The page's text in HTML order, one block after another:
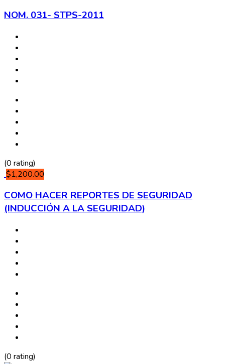
NOM. 031- STPS-2011
(0 rating)
$1,200.00
COMO HACER REPORTES DE SEGURIDAD
(INDUCCIÓN A LA SEGURIDAD)
(0 rating)